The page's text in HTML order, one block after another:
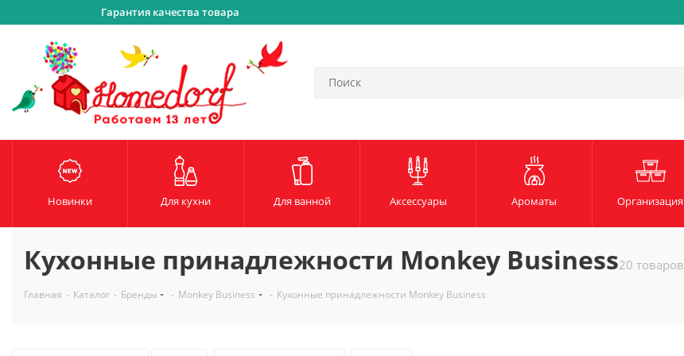
Гарантия качества товара
Новинки Для кухни Для ванной Аксессуары Ароматы Организация
Кухонные принадлежности Monkey Business20 товаров
Главная - Каталог - Бренды - Monkey Business - Кухонные принадлежности Monkey Business